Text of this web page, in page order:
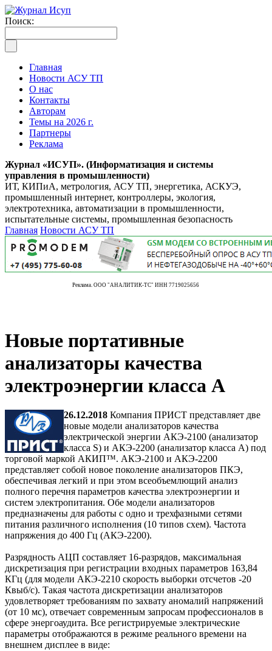
Поиск:
Главная
Новости АСУ ТП
О нас
Контакты
Авторам
Темы на 2026 г.
Партнеры
Реклама
Журнал «ИСУП». (Информатизация и системы
управления в промышленности)
ИТ, КИПиА, метрология, АСУ ТП, энергетика, АСКУЭ,
промышленный интернет, контроллеры, экология,
электротехника, автоматизации в промышленности,
испытательные системы, промышленная безопасность
Главная Новости АСУ ТП
Реклама. ООО "АНАЛИТИК-ТС" ИНН 7719025656
Новые портативные
анализаторы качества
электроэнергии класса А
26.12.2018 Компания ПРИСТ представляет две
новые модели анализаторов качества
электрической энергии АКЭ-2100 (анализатор
класса S) и АКЭ-2200 (анализатор класса А) под
торговой маркой АКИП™. АКЭ-2100 и АКЭ-2200
представляет собой новое поколение анализаторов ПКЭ,
обеспечивая легкий и при этом всеобъемлющий анализ
полного перечня параметров качества электроэнергии и
систем электропитания. Обе модели анализаторов
предназначены для работы с одно и трехфазными сетями
питания различного исполнения (10 типов схем). Частота
напряжения до 400 Гц (АКЭ-2200).
Разрядность АЦП составляет 16-разрядов, максимальная
дискретизация при регистрации входных параметров 163,84
КГц (для модели АКЭ-2210 скорость выборки отсчетов -20
Квыб/с). Такая частота дискретизации анализаторов
удовлетворяет требованиям по захвату аномалий напряжений
(от 10 мс), отвечает современным запросам профессионалов в
сфере энергоаудита. Все регистрируемые электрические
параметры отображаются в режиме реального времени на
внешнем дисплее в виде: